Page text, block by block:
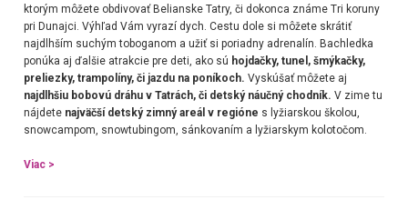
ktorým môžete obdivovať Belianske Tatry, či dokonca známe Tri koruny
pri Dunajci. Výhľad Vám vyrazí dych. Cestu dole si môžete skrátiť
najdlhším suchým toboganom a užiť si poriadny adrenalín. Bachledka
ponúka aj ďalšie atrakcie pre deti, ako sú hojdačky, tunel, šmýkačky,
preliezky, trampolíny, či jazdu na poníkoch. Vyskúšať môžete aj
najdlhšiu bobovú dráhu v Tatrách, či detský náučný chodník. V zime tu
nájdete najväčší detský zimný areál v regióne s lyžiarskou školou,
snowcampom, snowtubingom, sánkovaním a lyžiarskym kolotočom.
Viac >